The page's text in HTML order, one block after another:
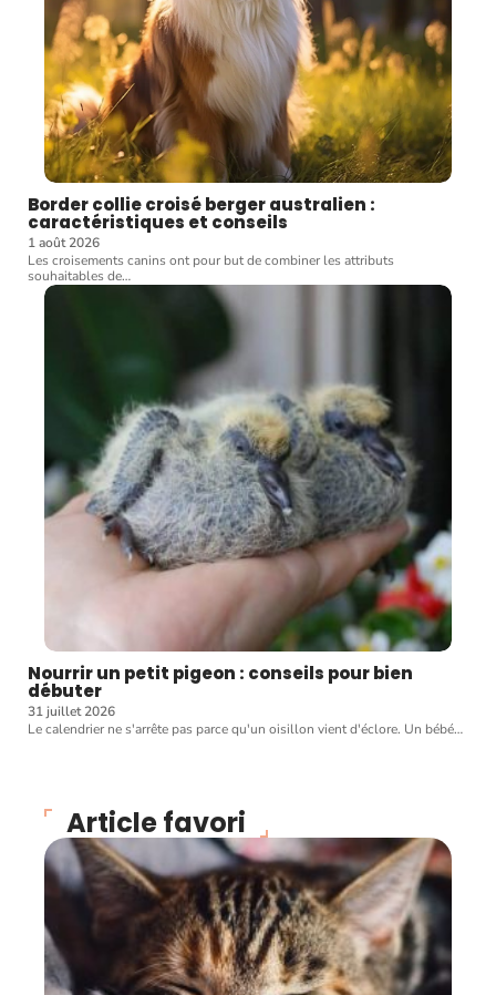
Border collie croisé berger australien :
caractéristiques et conseils
1 août 2026
Les croisements canins ont pour but de combiner les attributs
souhaitables de…
Nourrir un petit pigeon : conseils pour bien
débuter
31 juillet 2026
Le calendrier ne s'arrête pas parce qu'un oisillon vient d'éclore. Un bébé…
Article favori